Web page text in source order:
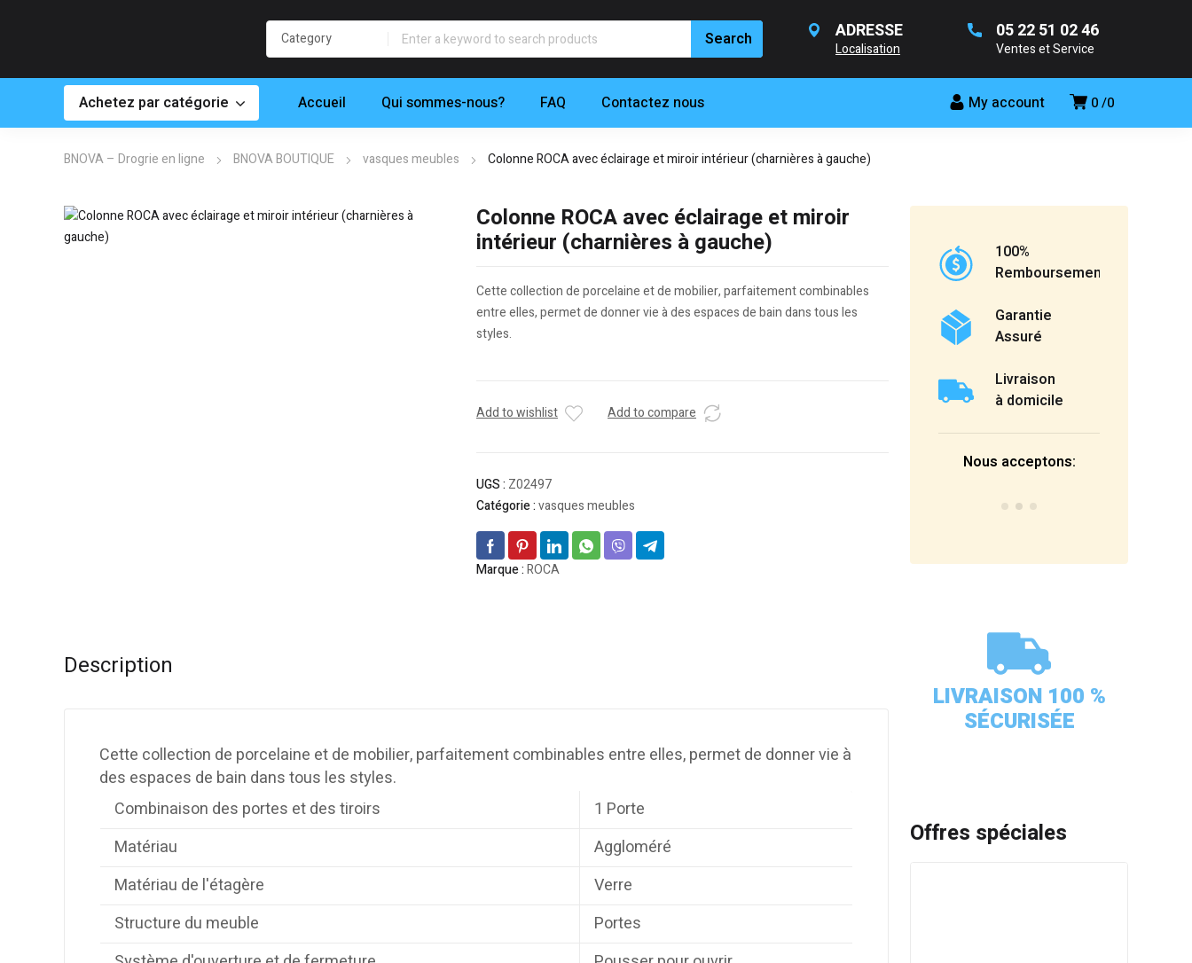
ADRESSE
Localisation
05 22 51 02 46
Ventes et Service
0 0
My account
Achetez par catégorie Accueil Qui sommes-nous? FAQ Contactez nous
BNOVA – Drogrie en ligne BNOVA BOUTIQUE vasques meubles Colonne ROCA avec éclairage et miroir intérieur (charnières à gauche)
Colonne ROCA avec éclairage et miroir
intérieur (charnières à gauche)
Cette collection de porcelaine et de mobilier, parfaitement combinables
entre elles, permet de donner vie à des espaces de bain dans tous les
styles.
Add to wishlist Add to compare
UGS : Z02497
Catégorie :vasques meubles
Marque :ROCA
Description
Cette collection de porcelaine et de mobilier, parfaitement combinables entre elles, permet de donner vie à
des espaces de bain dans tous les styles.
Combinaison des portes et des tiroirs
1 Porte
Matériau
Aggloméré
Matériau de l'étagère
Verre
Structure du meuble
Portes
100%
Remboursement
Garantie
Assuré
Livraison
à domicile
Nous acceptons:
LIVRAISON 100 %
SÉCURISÉE
Offres spéciales